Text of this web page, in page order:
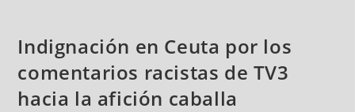
Indignación en Ceuta por los
comentarios racistas de TV3
hacia la afición caballa